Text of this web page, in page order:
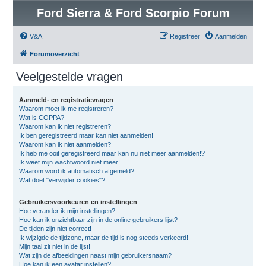
Ford Sierra & Ford Scorpio Forum
V&A Aanmelden
Registreer
Forumoverzicht
Veelgestelde vragen
Aanmeld- en registratievragen
Waarom moet ik me registreren?
Wat is COPPA?
Waarom kan ik niet registreren?
Ik ben geregistreerd maar kan niet aanmelden!
Waarom kan ik niet aanmelden?
Ik heb me ooit geregistreerd maar kan nu niet meer aanmelden!?
Ik weet mijn wachtwoord niet meer!
Waarom word ik automatisch afgemeld?
Wat doet "verwijder cookies"?
Gebruikersvoorkeuren en instellingen
Hoe verander ik mijn instellingen?
Hoe kan ik onzichtbaar zijn in de online gebruikers lijst?
De tijden zijn niet correct!
Ik wijzigde de tijdzone, maar de tijd is nog steeds verkeerd!
Mijn taal zit niet in de lijst!
Wat zijn de afbeeldingen naast mijn gebruikersnaam?
Hoe kan ik een avatar instellen?